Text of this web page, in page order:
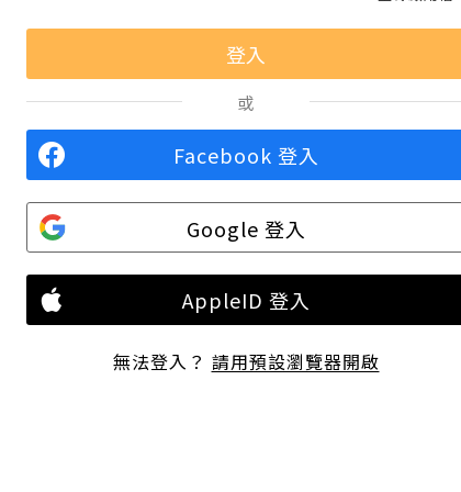
或
Facebook 登入
Google 登入
AppleID 登入
無法登入？ 請用預設瀏覽器開啟